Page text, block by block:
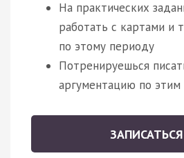
На практических
работать с картами и
по этому периоду
Потренируешься
аргументацию по
ЗАПИСАТЬСЯ